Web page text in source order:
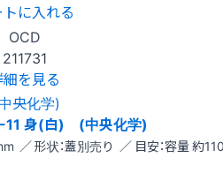
トに入れる
OCD
211731
細を見る
11 身(白) (中央化学)
／ 形状：蓋別売り ／ 目安：容量 約